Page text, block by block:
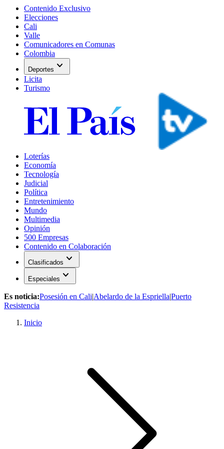
Contenido Exclusivo
Elecciones
Cali
Valle
Comunicadores en Comunas
Colombia
Deportes expand_more
Licita
Turismo
Loterías
Economía
Tecnología
Judicial
Política
Entretenimiento
Mundo
Multimedia
Opinión
500 Empresas
Contenido en Colaboración
Clasificados expand_more
Especiales expand_more
Es noticia:Posesión en Cali|Abelardo de la Espriella|Puerto
Resistencia
Inicio